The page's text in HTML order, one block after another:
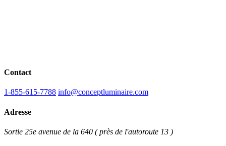
Contact
1-855-615-7788 info@conceptluminaire.com
Adresse
Sortie 25e avenue de la 640 ( près de l'autoroute 13 )